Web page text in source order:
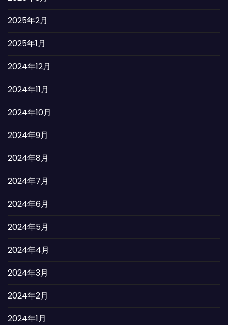
2025年2月
2025年1月
2024年12月
2024年11月
2024年10月
2024年9月
2024年8月
2024年7月
2024年6月
2024年5月
2024年4月
2024年3月
2024年2月
2024年1月